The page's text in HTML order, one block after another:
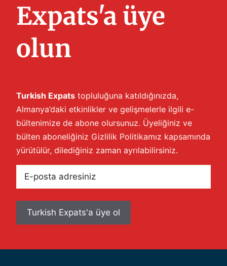
Expats'a üye
olun
Turkish Expats topluluğuna katıldığınızda,
Almanya’daki etkinlikler ve gelişmelerle ilgili e-
bültenimize de abone olursunuz. Üyeliğiniz ve
bülten aboneliğiniz Gizlilik Politikamız kapsamında
yürütülür, dilediğiniz zaman ayrılabilirsiniz.
posta
adresiniz